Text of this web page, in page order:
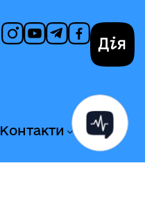
Контакти